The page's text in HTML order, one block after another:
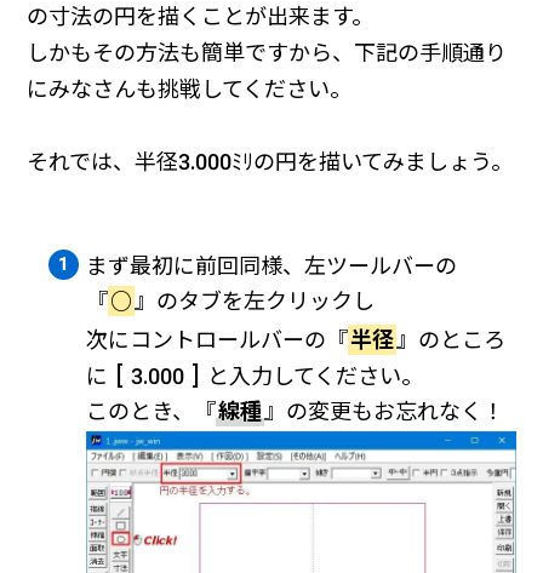
の寸法の円を描くことが出来ます。
しかもその方法も簡単ですから、下記の手順通り
にみなさんも挑戦してください。
それでは、半径3.000ﾐﾘの円を描いてみましょう。
まず最初に前回同様、左ツールバーの
『○』のタブを左クリックし
次にコントロールバーの『半径』のところ
に [ 3.000 ] と入力してください。
このとき、『線種』の変更もお忘れなく！